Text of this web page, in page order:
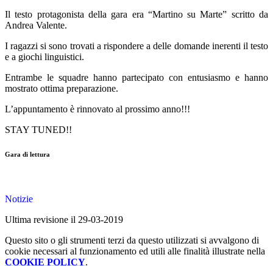
Il testo protagonista della gara era “Martino su Marte” scritto da
Andrea Valente.
I ragazzi si sono trovati a rispondere a delle domande inerenti il testo
e a giochi linguistici.
Entrambe le squadre hanno partecipato con entusiasmo e hanno
mostrato ottima preparazione.
L’appuntamento è rinnovato al prossimo anno!!!
STAY TUNED!!
Gara di lettura
Notizie
Ultima revisione il 29-03-2019
Questo sito o gli strumenti terzi da questo utilizzati si avvalgono di
cookie necessari al funzionamento ed utili alle finalità illustrate nella
COOKIE POLICY.